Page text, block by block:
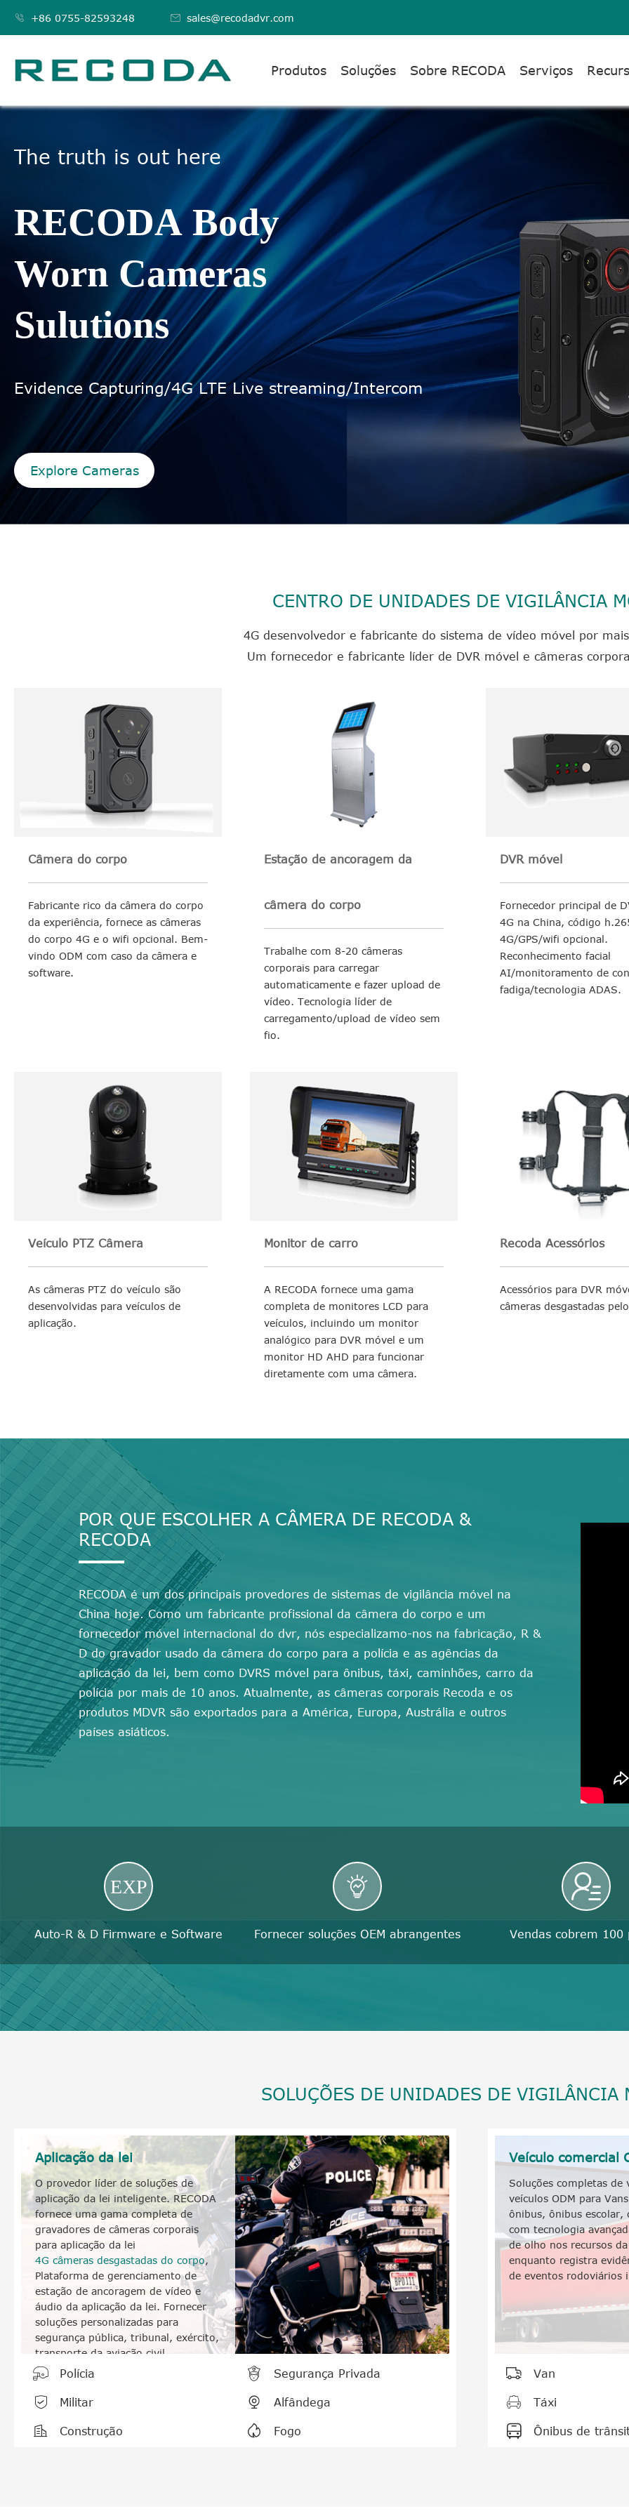
 +86 0755-82593248  sales@recodadvr.com
Produtos Soluções Sobre RECODA Serviços
The truth is out here
RECODA Body
Worn Cameras
Sulutions
Evidence Capturing/4G LTE Live streaming/Intercom
Explore Cameras
CENTRO DE UNIDADES DE VIGILÂNCIA
4G desenvolvedor e fabricante do sistema de vídeo móvel por
Um fornecedor e fabricante líder de DVR móvel e câmeras
Câmera do corpo
Fabricante rico da câmera do corpo
da experiência, fornece as câmeras
do corpo 4G e o wifi opcional. Bem-
vindo ODM com caso da câmera e
software.
Estação de ancoragem da
câmera do corpo
Trabalhe com 8-20 câmeras
corporais para carregar
automaticamente e fazer upload de
vídeo. Tecnologia líder de
carregamento/upload de vídeo sem
fio.
DVR móvel
Fornecedor principal de
4G na China, código
4G/GPS/wifi opcional.
Reconhecimento facial
AI/monitoramento de
fadiga/tecnologia ADAS.
Veículo PTZ Câmera
As câmeras PTZ do veículo são
desenvolvidas para veículos de
aplicação.
Monitor de carro
A RECODA fornece uma gama
completa de monitores LCD para
veículos, incluindo um monitor
analógico para DVR móvel e um
monitor HD AHD para funcionar
diretamente com uma câmera.
Recoda Acessórios
Acessórios para DVR
câmeras desgastadas
POR QUE ESCOLHER A CÂMERA DE RECODA &
RECODA
RECODA é um dos principais provedores de sistemas de vigilância móvel na
China hoje. Como um fabricante profissional da câmera do corpo e um
fornecedor móvel internacional do dvr, nós especializamo-nos na fabricação, R &
D do gravador usado da câmera do corpo para a polícia e as agências da
aplicação da lei, bem como DVRS móvel para ônibus, táxi, caminhões, carro da
polícia por mais de 10 anos. Atualmente, as câmeras corporais Recoda e os
produtos MDVR são exportados para a América, Europa, Austrália e outros
países asiáticos.
EXP
Auto-R & D Firmware e Software

Fornecer soluções OEM abrangentes

Vendas cobrem 100
SOLUÇÕES DE UNIDADES DE VIGILÂNCIA
Aplicação da lei
O provedor líder de soluções de
aplicação da lei inteligente. RECODA
fornece uma gama completa de
gravadores de câmeras corporais
para aplicação da lei
4G câmeras desgastadas do corpo,
Plataforma de gerenciamento de
estação de ancoragem de vídeo e
áudio da aplicação da lei. Fornecer
soluções personalizadas para
segurança pública, tribunal, exército,
transporte da aviação civil,
silvicultura e outros departamentos
de aplicação da lei.
 Polícia  Segurança Privada
 Militar  Alfândega
 Construção  Fogo
Veículo comercial
Soluções completas de
veículos ODM para
ônibus, ônibus escolar,
com tecnologia
de olho nos recursos
enquanto registra
de eventos rodoviários
 Van
 Táxi
 Ônibus de